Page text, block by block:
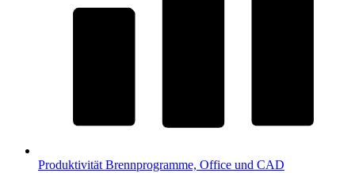
Produktivität Brennprogramme, Office und CAD